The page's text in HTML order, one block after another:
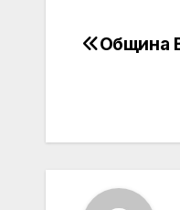
Post
Община